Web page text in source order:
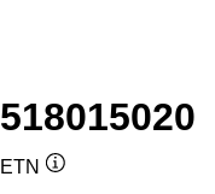
518015020
ETN